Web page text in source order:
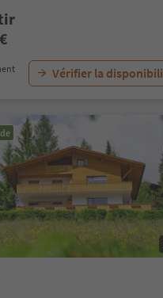
Vérifier la